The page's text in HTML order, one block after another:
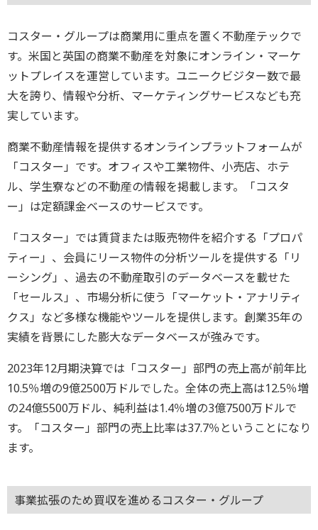
コスター・グループは商業用に重点を置く不動産テックで
す。米国と英国の商業不動産を対象にオンライン・マーケ
ットプレイスを運営しています。ユニークビジター数で最
大を誇り、情報や分析、マーケティングサービスなども充
実しています。
商業不動産情報を提供するオンラインプラットフォームが
「コスター」です。オフィスや工業物件、小売店、ホテ
ル、学生寮などの不動産の情報を掲載します。「コスタ
ー」は定額課金ベースのサービスです。
「コスター」では賃貸または販売物件を紹介する「プロパ
ティー」、会員にリース物件の分析ツールを提供する「リ
ーシング」、過去の不動産取引のデータベースを載せた
「セールス」、市場分析に使う「マーケット・アナリティ
クス」など多様な機能やツールを提供します。創業35年の
実績を背景にした膨大なデータベースが強みです。
2023年12月期決算では「コスター」部門の売上高が前年比
10.5％増の9億2500万ドルでした。全体の売上高は12.5％増
の24億5500万ドル、純利益は1.4％増の3億7500万ドルで
す。「コスター」部門の売上比率は37.7％ということになり
ます。
事業拡張のため買収を進めるコスター・グループ